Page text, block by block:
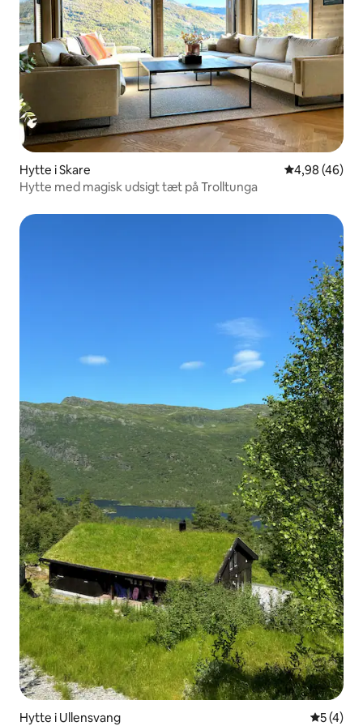
Hytte i Skare 4,98 ud af 5 i
4,98 (46)
Hytte med magisk udsigt tæt på Trolltunga
Hytte i Ullensvang 5 ud af 5
5 (4)